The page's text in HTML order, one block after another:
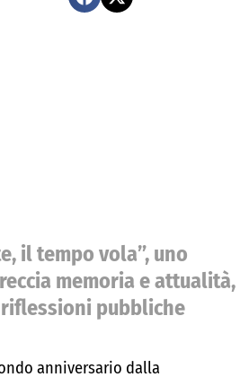
il tempo vola”, uno
memoria e attualità,
pubbliche
anniversario dalla